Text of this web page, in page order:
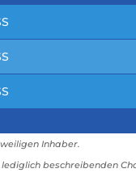
Inhaber.
beschreibenden